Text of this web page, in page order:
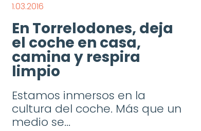
En Torrelodones, deja
el coche en casa,
camina y respira
limpio
1.03.2016
Estamos inmersos en la
cultura del coche. Más que un
medio se...